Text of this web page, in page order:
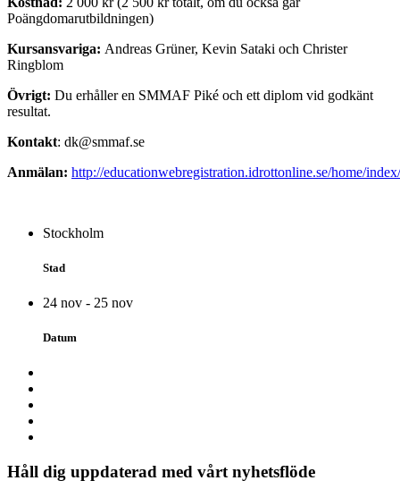
Poängdomarutbildningen)
Kursansvariga: Andreas Grüner, Kevin Sataki och Christer
Ringblom
Övrigt: Du erhåller en SMMAF Piké och ett diplom vid godkänt
resultat.
Kontakt: dk@smmaf.se
Anmälan: http://educationwebregistration.idrottonline.se/home/
Stockholm
Stad
24 nov - 25 nov
Datum
Håll dig uppdaterad med vårt nyhetsflöde